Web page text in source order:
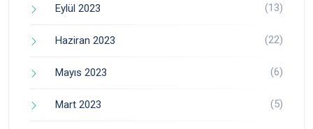
Eylül 2023 (13)
Haziran 2023 (22)
Mayıs 2023 (6)
Mart 2023 (5)